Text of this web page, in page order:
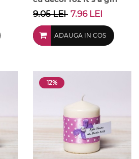
9.05 LEI 7.96 LEI
ADAUGA IN COS
12%